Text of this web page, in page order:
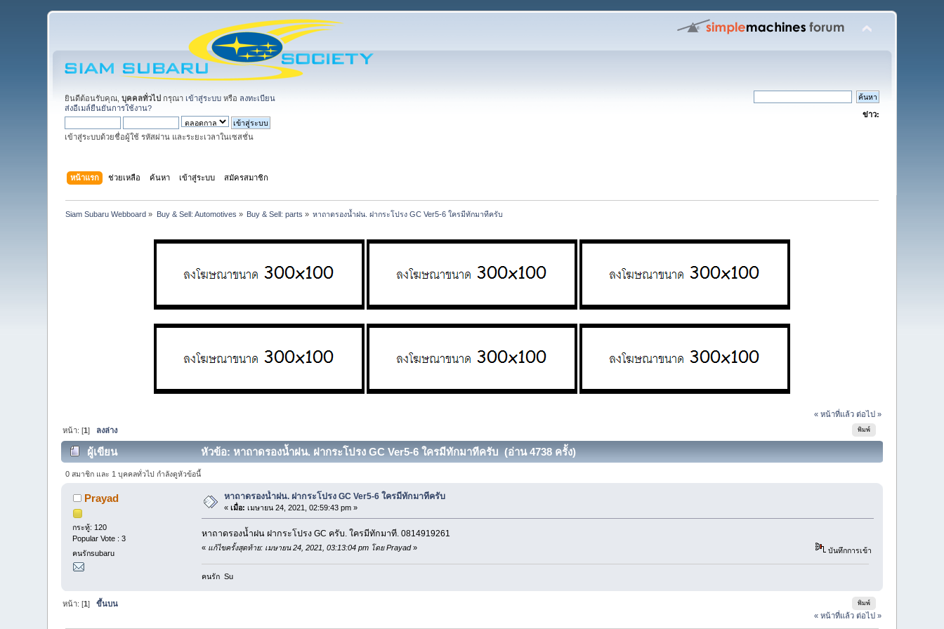
ยินดีต้อนรับคุณ,บุคคลทั่วไป กรุณา เข้าสู่ระบบ หรือ ลงทะเบียน
ส่งอีเมล์ยืนยันการใช้งาน?
เข้าสู่ระบบด้วยชื่อผู้ใช้ รหัสผ่าน และระยะเวลาในเซสชั่น
ข่าว:
หน้าแรก ช่วยเหลือ ค้นหา เข้าสู่ระบบ สมัครสมาชิก
Siam Subaru Webboard » Buy & Sell: Automotives » Buy & Sell: parts » หาถาดรองน้ำฝน. ฝากระโปรง GC Ver5-6 ใครมีทักมาทีครับ
« หน้าที่แล้ว ต่อไป »
พิมพ์
หน้า: [1] ลงล่าง
ผู้เขียน หัวข้อ: หาถาดรองน้ำฝน. ฝากระโปรง GC Ver5-6 ใครมีทักมาทีครับ (อ่าน 4738 ครั้ง)
0 สมาชิก และ 1 บุคคลทั่วไป กำลังดูหัวข้อนี้
Prayad
กระทู้: 120
Popular Vote : 3
คนรักsubaru
หาถาดรองน้ำฝน. ฝากระโปรง GC Ver5-6 ใครมีทักมาทีครับ
«เมื่อ: เมษายน 24, 2021, 02:59:43 pm »
หาถาดรองน้ำฝน ฝากระโปรง GC ครับ. ใครมีทักมาที. 0814919261
« แก้ไขครั้งสุดท้าย: เมษายน 24, 2021, 03:13:04 pm โดย Prayad» บันทึกการเข้า
คนรัก Su
พิมพ์
หน้า: [1]ขึ้นบน
« หน้าที่แล้ว ต่อไป »